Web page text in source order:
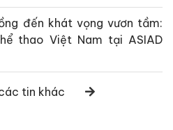
đến khát vọng vươn tầm:
thao Việt Nam tại ASIAD
tin khác